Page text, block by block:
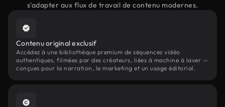
s'adapter aux flux de travail de contenu modernes.
Contenu original exclusif
Accédez à une bibliothèque premium de séquences vidéo
authentiques, filmées par des créateurs, liées à machine à laver —
conçues pour la narration, le marketing et un usage éditorial.